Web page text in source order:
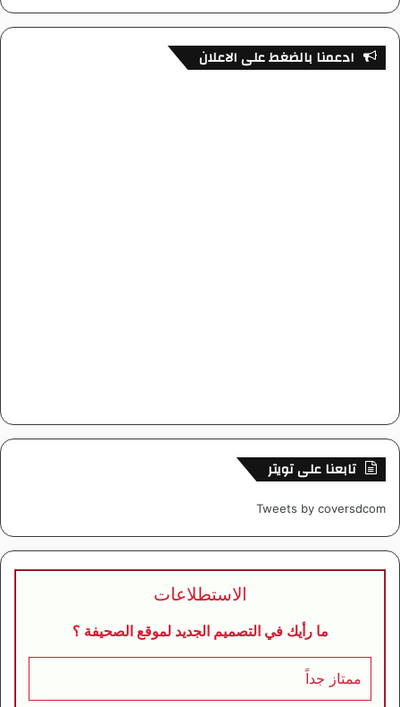
ادعمنا بالضغط على الاعلان
تابعنا على تويتر
Tweets by coversdcom
الاستطلاعات
ما رأيك في التصميم الجديد لموقع الصحيفة ؟
ممتاز جداً